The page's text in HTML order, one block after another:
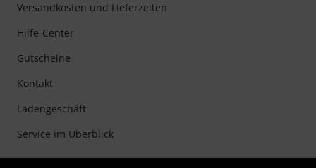
Versandkosten und Lieferzeiten
Hilfe-Center
Gutscheine
Kontakt
Ladengeschäft
Service im Überblick